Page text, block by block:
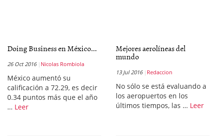
Doing Business en México...
26 Oct 2016 Nicolas Rombiola
México aumentó su
calificación a 72.29, es decir
0.34 puntos más que el año
… Leer
Mejores aerolíneas del
mundo
13 Jul 2016 Redaccion
No sólo se está evaluando a
los aeropuertos en los
últimos tiempos, las … Leer